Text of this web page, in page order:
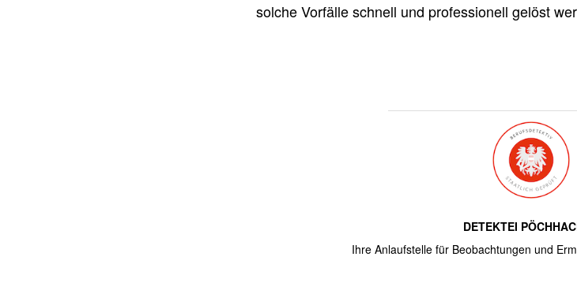
solche Vorfälle schnell und professionell gelöst
DETEKTEI
Ihre Anlaufstelle für Beobachtungen und